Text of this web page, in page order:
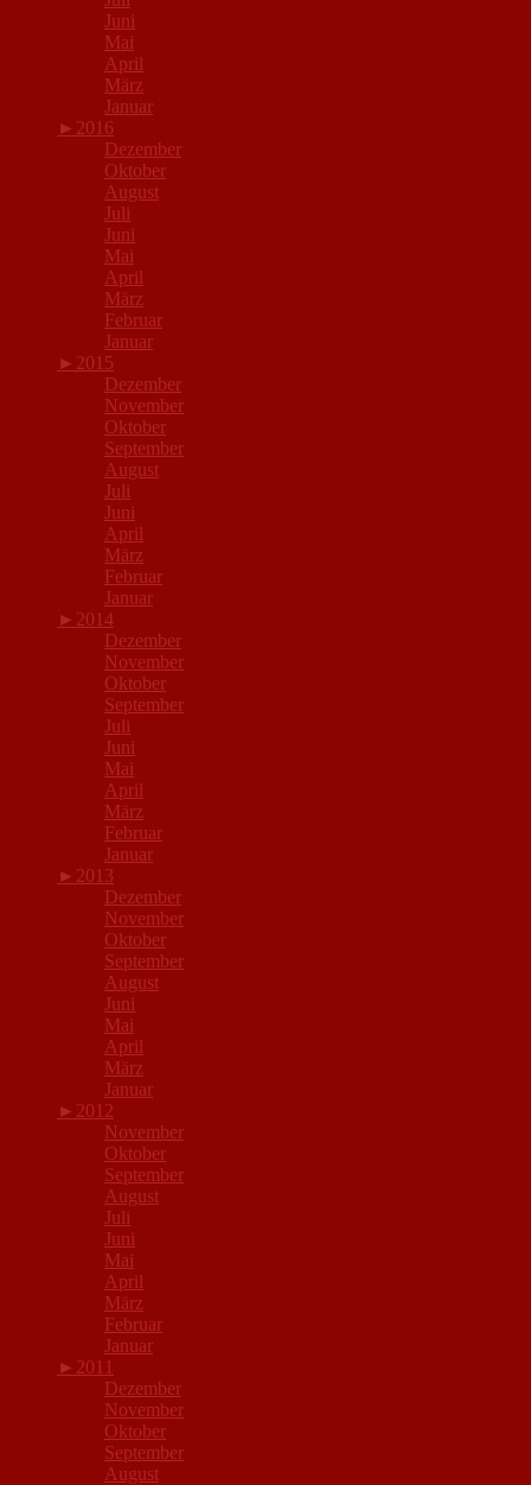
Juni
Mai
April
März
Januar
► 2016
Dezember
Oktober
August
Juli
Juni
Mai
April
März
Februar
Januar
► 2015
Dezember
November
Oktober
September
August
Juli
Juni
April
März
Februar
Januar
► 2014
Dezember
November
Oktober
September
Juli
Juni
Mai
April
März
Februar
Januar
► 2013
Dezember
November
Oktober
September
August
Juni
Mai
April
März
Januar
► 2012
November
Oktober
September
August
Juli
Juni
Mai
April
März
Februar
Januar
► 2011
Dezember
November
Oktober
September
August